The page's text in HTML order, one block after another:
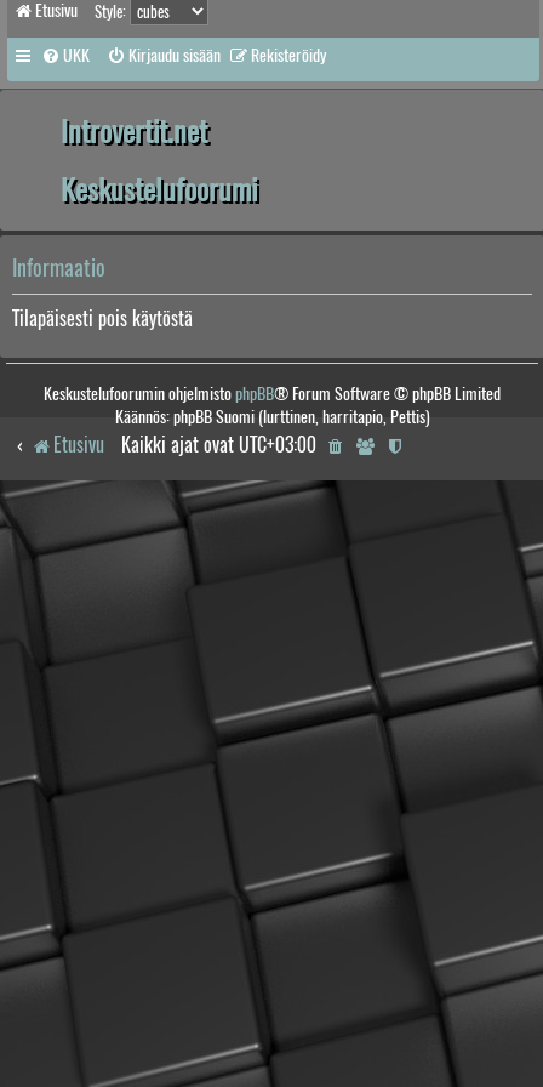
Etusivu Style:
UKK Kirjaudu sisään Rekisteröidy
Introvertit.net
Keskustelufoorumi
Informaatio
Tilapäisesti pois käytöstä
Keskustelufoorumin ohjelmistophpBB® Forum Software © phpBB Limited
Käännös: phpBB Suomi (lurttinen, harritapio, Pettis)
Etusivu Kaikki ajat ovat UTC+03:00